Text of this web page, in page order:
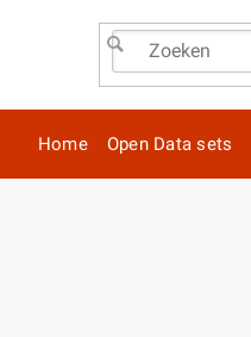
Home Open Data sets